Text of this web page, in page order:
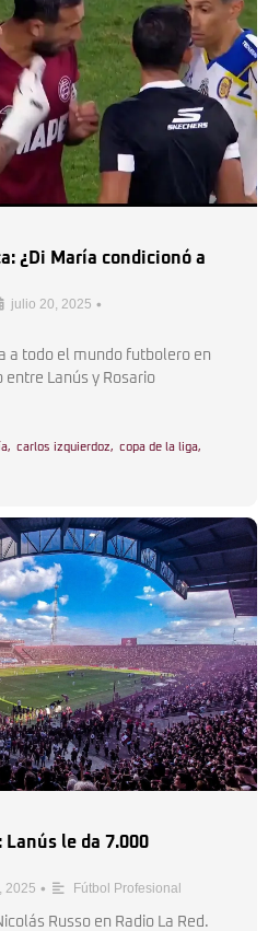
¿Di María condicionó a
julio 20, 2025 •
a todo el mundo futbolero en
Lanús y Rosario
, carlos izquierdoz, copa de la liga,
le da 7.000
2025 • Fútbol Profesional
Russo en Radio La Red.